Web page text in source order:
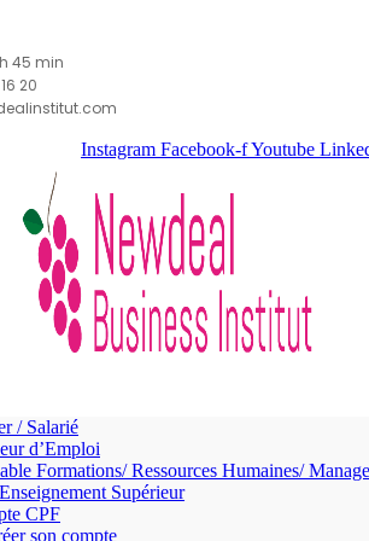
45 min
20
Instagram Facebook-fYoutube
/ Salarié
d’Emploi
Formations/ Ressources Humaines/
Supérieur
CPF
son compte